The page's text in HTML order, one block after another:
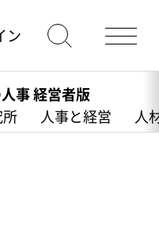
ン
事 経営者版
人事と経営 人